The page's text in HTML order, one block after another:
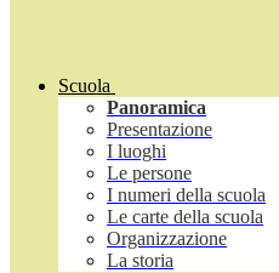
Scuola
Panoramica
Presentazione
I luoghi
Le persone
I numeri della scuola
Le carte della scuola
Organizzazione
La storia